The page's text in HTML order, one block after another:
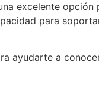
excelente
para
ayudarte a